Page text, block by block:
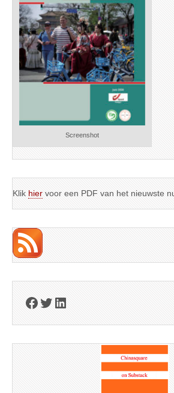
Screenshot
Klik hier voor een PDF van het nieuwste
Facebook
Twitter
LinkedIn